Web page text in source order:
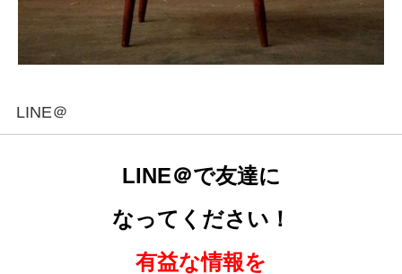
LINE＠
LINE＠で友達に
なってください！
有益な情報を